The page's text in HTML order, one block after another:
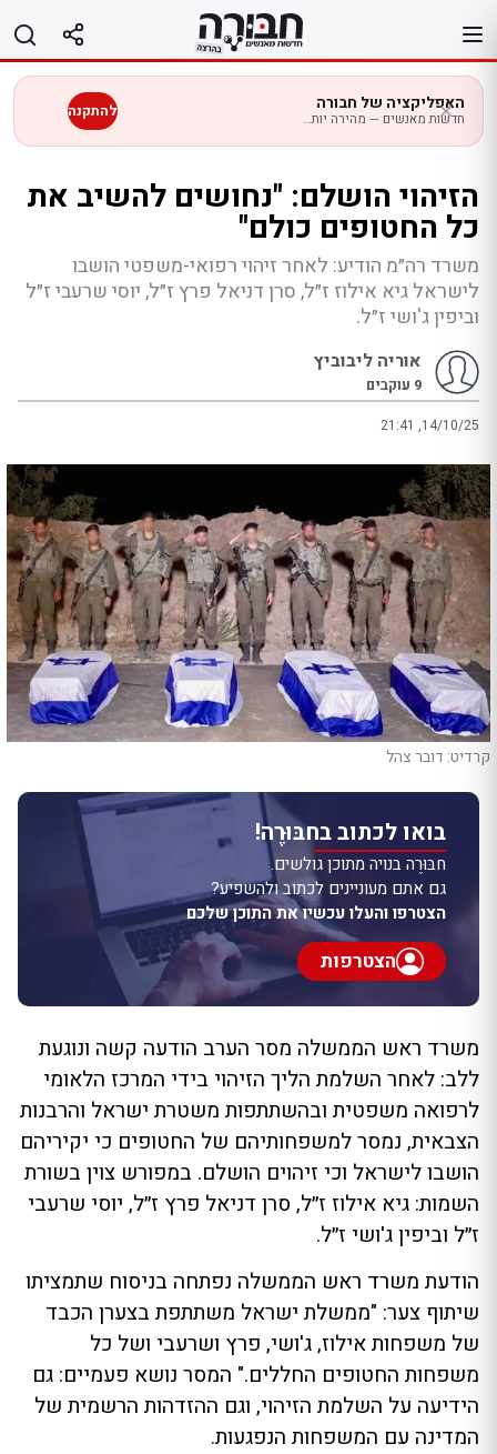
לתוכן
האפליקציה של חבורה
חדשות מאנשים — מהירה יותר בנייד להתקנה
הזיהוי הושלם: "נחושים להשיב את
כל החטופים כולם"
משרד רה״מ הודיע: לאחר זיהוי רפואי-משפטי הושבו
לישראל גיא אילוז ז״ל, סרן דניאל פרץ ז״ל, יוסי שרעבי ז״ל
וביפין ג'ושי ז״ל.
אוריה ליבוביץ
9 עוקבים
21:41 ,14/10/25
קרדיט: דובר צהל
בואו לכתוב בחבּוּרֶה!
חבּוּרֶה בנויה מתוכן גולשים.
גם אתם מעוניינים לכתוב ולהשפיע?
הצטרפו והעלו עכשיו את התוכן שלכם
הצטרפות
משרד ראש הממשלה מסר הערב הודעה קשה ונוגעת
ללב: לאחר השלמת הליך הזיהוי בידי המרכז הלאומי
לרפואה משפטית ובהשתתפות משטרת ישראל והרבנות
הצבאית, נמסר למשפחותיהם של החטופים כי יקיריהם
הושבו לישראל וכי זיהוים הושלם. במפורש צוין בשורת
השמות: גיא אילוז ז״ל, סרן דניאל פרץ ז״ל, יוסי שרעבי
ז״ל וביפין ג'ושי ז״ל.
הודעת משרד ראש הממשלה נפתחה בניסוח שתמציתו
שיתוף צער: "ממשלת ישראל משתתפת בצערן הכבד
של משפחות אילוז, ג'ושי, פרץ ושרעבי ושל כל
משפחות החטופים החללים." המסר נושא פעמיים: גם
הידיעה על השלמת הזיהוי, וגם ההזדהות הרשמית של
המדינה עם המשפחות הנפגעות.